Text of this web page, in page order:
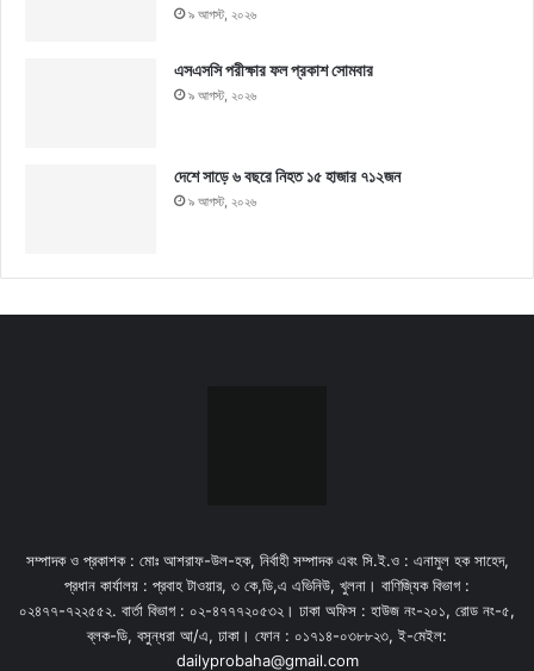
৯ আগস্ট, ২০২৬
এসএসসি পরীক্ষার ফল প্রকাশ সোমবার
৯ আগস্ট, ২০২৬
দেশে সাড়ে ৬ বছরে নিহত ১৫ হাজার ৭১২জন
৯ আগস্ট, ২০২৬
সম্পাদক ও প্রকাশক : মোঃ আশরাফ-উল-হক, নির্বাহী সম্পাদক এবং সি.ই.ও : এনামুল হক সাহেদ,
প্রধান কার্যালয় : প্রবাহ টাওয়ার, ৩ কে,ডি,এ এভিনিউ, খুলনা। বাণিজ্যিক বিভাগ :
০২৪৭৭-৭২২৫৫২. বার্তা বিভাগ : ০২-৪৭৭৭২০৫৩২। ঢাকা অফিস : হাউজ নং-২০১, রোড নং-৫,
ব্লক-ডি, বসুন্ধরা আ/এ, ঢাকা। ফোন : ০১৭১৪-০৩৮৮২৩, ই-মেইল:
dailyprobaha@gmail.com